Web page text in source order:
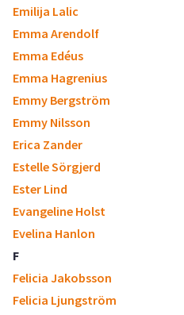
Emilija Lalic
Emma Arendolf
Emma Edéus
Emma Hagrenius
Emmy Bergström
Emmy Nilsson
Erica Zander
Estelle Sörgjerd
Ester Lind
Evangeline Holst
Evelina Hanlon
F
Felicia Jakobsson
Felicia Ljungström